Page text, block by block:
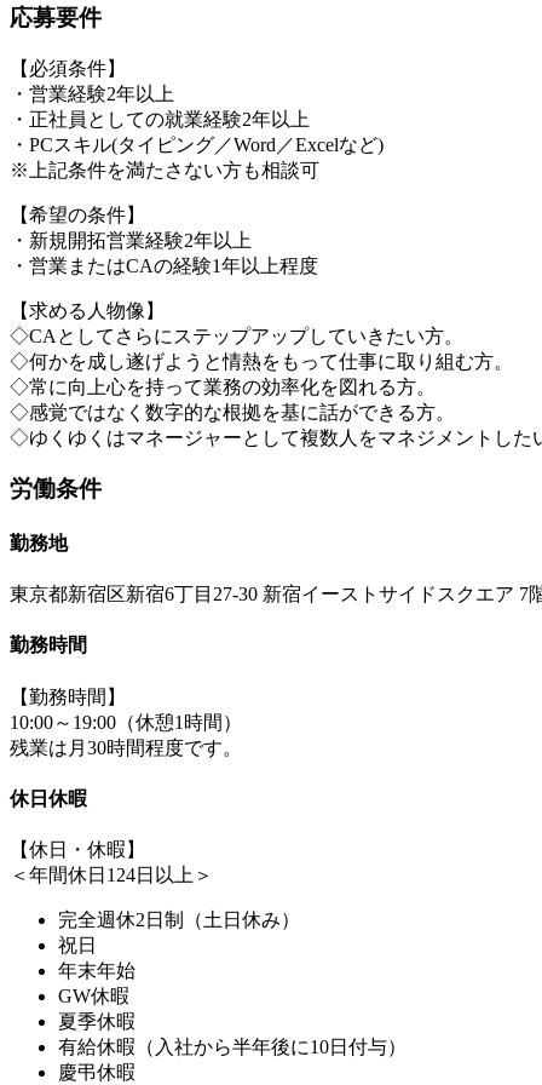
応募要件
【必須条件】
・営業経験2年以上
・正社員としての就業経験2年以上
・PCスキル(タイピング／Word／Excelなど)
※上記条件を満たさない方も相談可
【希望の条件】
・新規開拓営業経験2年以上
・営業またはCAの経験1年以上程度
【求める人物像】
◇CAとしてさらにステップアップしていきたい方。
◇何かを成し遂げようと情熱をもって仕事に取り組む方。
◇常に向上心を持って業務の効率化を図れる方。
◇感覚ではなく数字的な根拠を基に話ができる方。
◇ゆくゆくはマネージャーとして複数人をマネジメントした
労働条件
勤務地
東京都新宿区新宿6丁目27-30 新宿イーストサイドスクエア 7
勤務時間
【勤務時間】
10:00～19:00（休憩1時間）
残業は月30時間程度です。
休日休暇
【休日・休暇】
＜年間休日124日以上＞
完全週休2日制（土日休み）
祝日
年末年始
GW休暇
夏季休暇
有給休暇（入社から半年後に10日付与）
慶弔休暇